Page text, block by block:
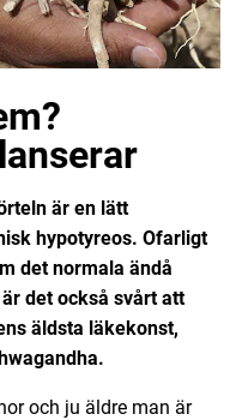
är en lätt
hypotyreos. Ofarligt
det normala ändå
det också svårt att
äldsta läkekonst,
och ju äldre man är